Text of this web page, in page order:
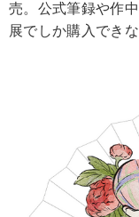
売。公式筆録や作
展でしか購入でき